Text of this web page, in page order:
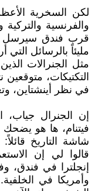
لكن السخرية
والفرنسية
قرب فندق سيرسل
مليئاً بالرسائل التي
مثل الجنرالات
التكتيكات،
في نظر أينشتاين،
إن الجنرال
فيتنام، ها هو يضحك
شاشة التاريخ
قالوا لي إن
إنجلترا في فندق،
وأمريكا في